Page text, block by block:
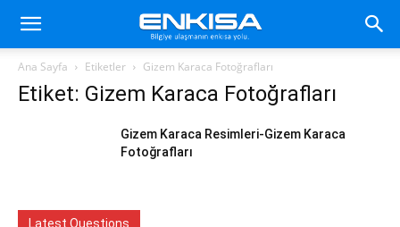
Ana Sayfa Etiketler Gizem Karaca Fotoğrafları
Etiket: Gizem Karaca Fotoğrafları
Gizem Karaca Resimleri-Gizem Karaca
Fotoğrafları
Latest Questions